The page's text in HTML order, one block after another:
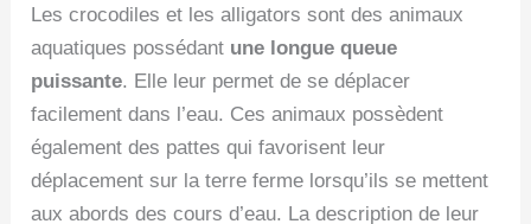
Les crocodiles et les alligators sont des animaux
aquatiques possédant une longue queue
puissante. Elle leur permet de se déplacer
facilement dans l’eau. Ces animaux possèdent
également des pattes qui favorisent leur
déplacement sur la terre ferme lorsqu’ils se mettent
aux abords des cours d’eau. La description de leur